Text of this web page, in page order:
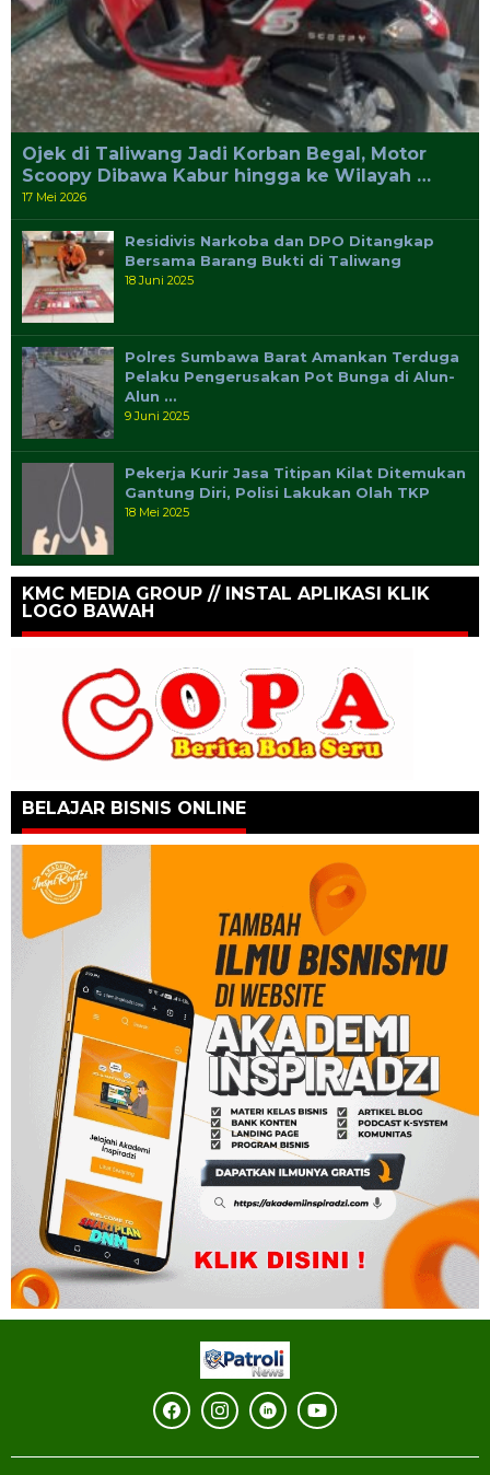
Ojek di Taliwang Jadi Korban Begal, Motor
Scoopy Dibawa Kabur hingga ke Wilayah …
17 Mei 2026
Residivis Narkoba dan DPO Ditangkap
Bersama Barang Bukti di Taliwang
18 Juni 2025
Polres Sumbawa Barat Amankan Terduga
Pelaku Pengerusakan Pot Bunga di Alun-
Alun …
9 Juni 2025
Pekerja Kurir Jasa Titipan Kilat Ditemukan
Gantung Diri, Polisi Lakukan Olah TKP
18 Mei 2025
KMC MEDIA GROUP // INSTAL APLIKASI KLIK
LOGO BAWAH
BELAJAR BISNIS ONLINE